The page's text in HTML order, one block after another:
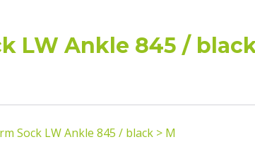
LW Ankle 845 /